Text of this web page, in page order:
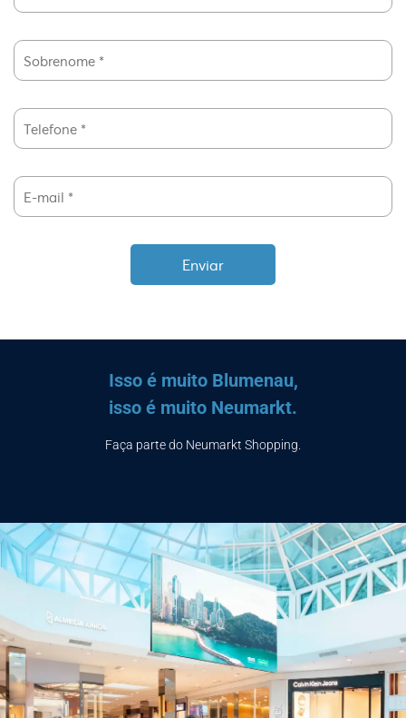
Isso é muito Blumenau,
isso é muito Neumarkt.
Faça parte do Neumarkt Shopping.